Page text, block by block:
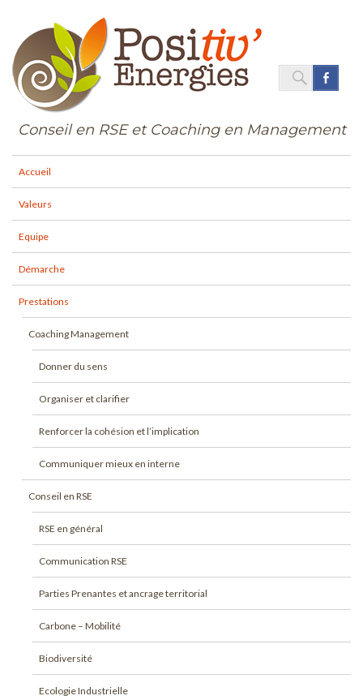
Conseil en RSE et Coaching en Management
SearchSEARCH
Accueil
Valeurs
Equipe
Démarche
Prestations
Coaching Management
Donner du sens
Organiser et clarifier
Renforcer la cohésion et l’implication
Communiquer mieux en interne
Conseil en RSE
RSE en général
Communication RSE
Parties Prenantes et ancrage territorial
Carbone – Mobilité
Biodiversité
Ecologie Industrielle